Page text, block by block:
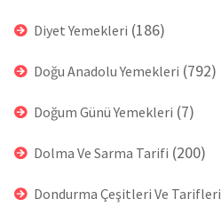
Diyet Yemekleri (186)
Doğu Anadolu Yemekleri (792)
Doğum Günü Yemekleri (7)
Dolma Ve Sarma Tarifi (200)
Dondurma Çeşitleri Ve Tarifleri